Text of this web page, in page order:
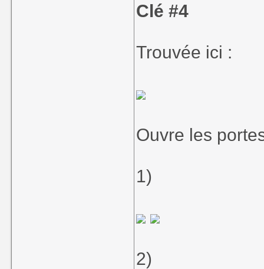
Clé #4
Trouvée ici :
Ouvre les
1)
2)